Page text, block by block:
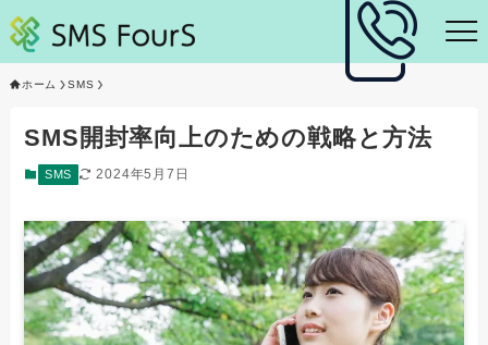
ホーム SMS
SMS開封率向上のための戦略と方法
SMS 2024年5月7日